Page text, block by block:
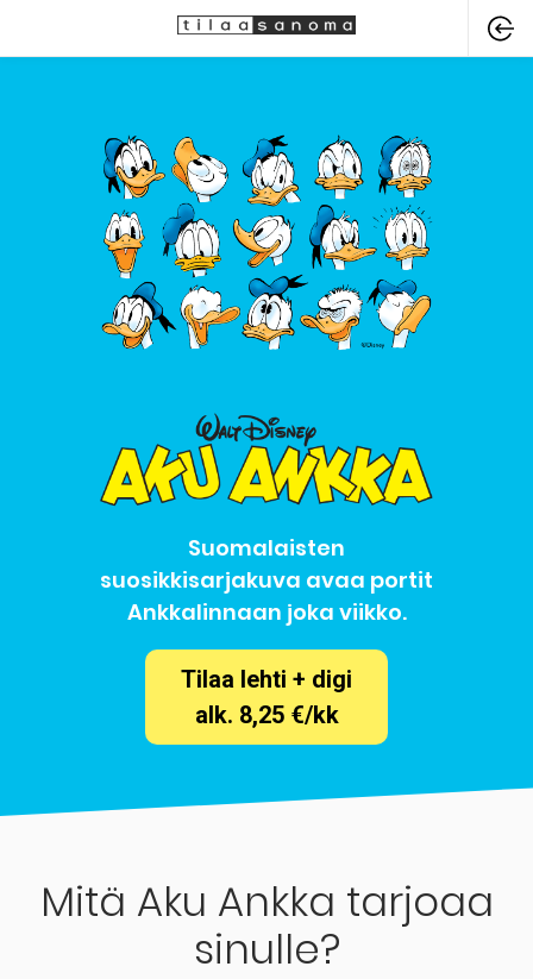
Suomalaisten
suosikkisarjakuva avaa portit
Ankkalinnaan joka viikko.
Tilaa lehti + digi
alk. 8,25 €/kk
Mitä Aku Ankka tarjoaa
sinulle?